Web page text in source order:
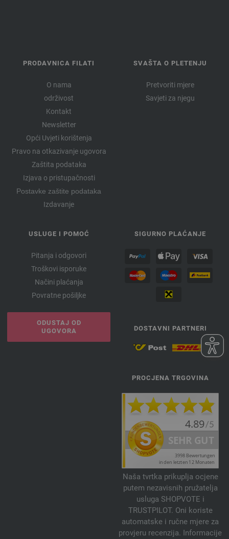
PRODAVNICA FILATI
O nama
održivost
Kontakt
Newsletter
Opći Uvjeti korištenja
Pravo na otkazivanje ugovora
Zaštita podataka
Izjava o pristupačnosti
Postavke zaštite podataka
Izdavanje
SVAŠTA O PLETENJU
Pretvoriti mjere
Savjeti za njegu
USLUGE I POMOĆ
Pitanja i odgovori
Troškovi isporuke
Načini plaćanja
Povratne pošiljke
ODUSTAJ OD
UGOVORA
SIGURNO PLAĆANJE
DOSTAVNI PARTNERI
PROCJENA TRGOVINA
Naša tvrtka prikuplja ocjene
putem nezavisnih pružatelja
usluga SHOPVOTE i
TRUSTPILOT. Oni koriste
automatske i ručne mjere za
provjeru recenzija. Informacije